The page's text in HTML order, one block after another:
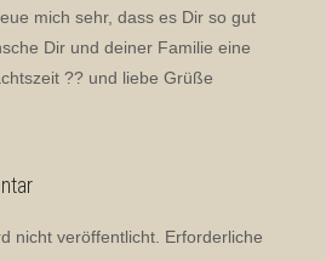
mich sehr, dass es Dir so gut
Dir und deiner Familie eine
?? und liebe Grüße
nicht veröffentlicht. Erforderliche